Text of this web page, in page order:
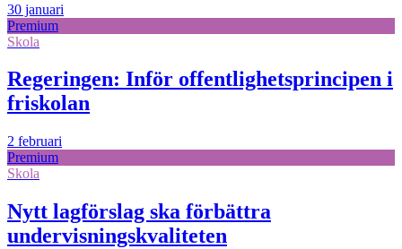
30 januari
Premium
Skola
Regeringen: Inför offentlighetsprincipen i
friskolan
2 februari
Premium
Skola
Nytt lagförslag ska förbättra
undervisningskvaliteten